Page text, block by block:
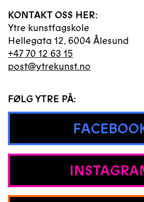
KONTAKT OSS HER:
Ytre kunstfagskole
Hellegata 12, 6004Ålesund
+47 70 12 63 15
post@ytrekunst.no
FØLG YTRE PÅ: